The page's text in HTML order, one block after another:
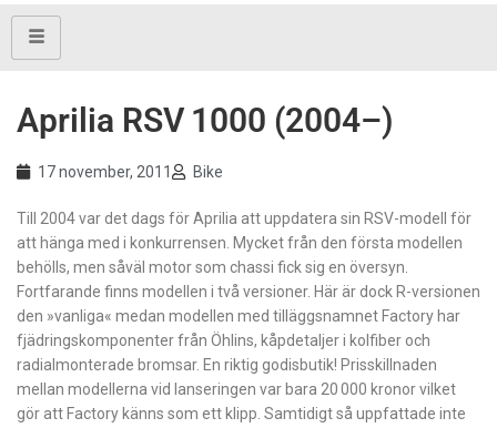
Aprilia RSV 1000 (2004–)
17 november, 2011 Bike
Till 2004 var det dags för Aprilia att uppdatera sin RSV-modell för
att hänga med i konkurrensen. Mycket från den första modellen
behölls, men såväl motor som chassi fick sig en översyn.
Fortfarande finns modellen i två versioner. Här är dock R-versionen
den »vanliga« medan modellen med tilläggsnamnet Factory har
fjädringskomponenter från Öhlins, kåpdetaljer i kolfiber och
radialmonterade bromsar. En riktig godisbutik! Prisskillnaden
mellan modellerna vid lanseringen var bara 20 000 kronor vilket
gör att Factory känns som ett klipp. Samtidigt så uppfattade inte